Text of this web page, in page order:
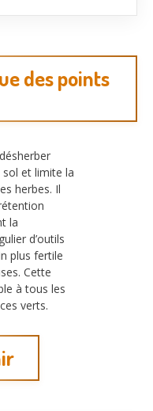
des points
et limite la
herbes. Il
la
d’outils
plus fertile
Cette
à tous les
verts.